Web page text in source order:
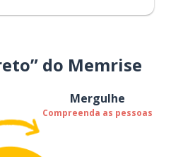
do Memrise
Mergulhe
Compreenda as pessoas